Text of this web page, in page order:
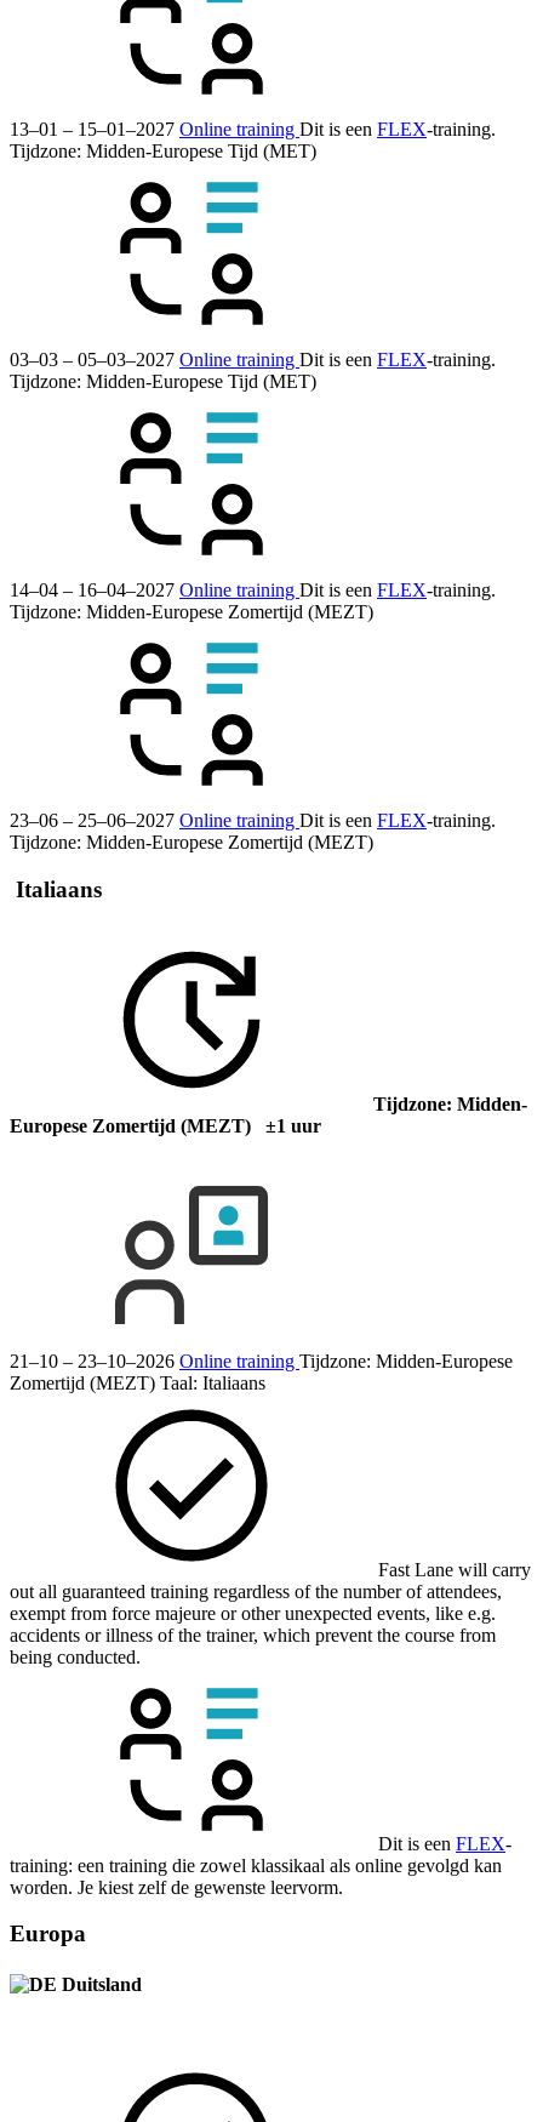
13–01 – 15–01–2027 Online training Dit is een FLEX-training.
Tijdzone: Midden-Europese Tijd (MET)
03–03 – 05–03–2027 Online training Dit is een FLEX-training.
Tijdzone: Midden-Europese Tijd (MET)
14–04 – 16–04–2027 Online training Dit is een FLEX-training.
Tijdzone: Midden-Europese Zomertijd (MEZT)
23–06 – 25–06–2027 Online training Dit is een FLEX-training.
Tijdzone: Midden-Europese Zomertijd (MEZT)
Italiaans
Tijdzone: Midden-
Europese Zomertijd (MEZT) ±1 uur
21–10 – 23–10–2026 Online training Tijdzone: Midden-Europese
Zomertijd (MEZT) Taal: Italiaans
Fast Lane will carry
out all guaranteed training regardless of the number of attendees,
exempt from force majeure or other unexpected events, like e.g.
accidents or illness of the trainer, which prevent the course from
being conducted.
Dit is een FLEX-
training: een training die zowel klassikaal als online gevolgd kan
worden. Je kiest zelf de gewenste leervorm.
Europa
Duitsland